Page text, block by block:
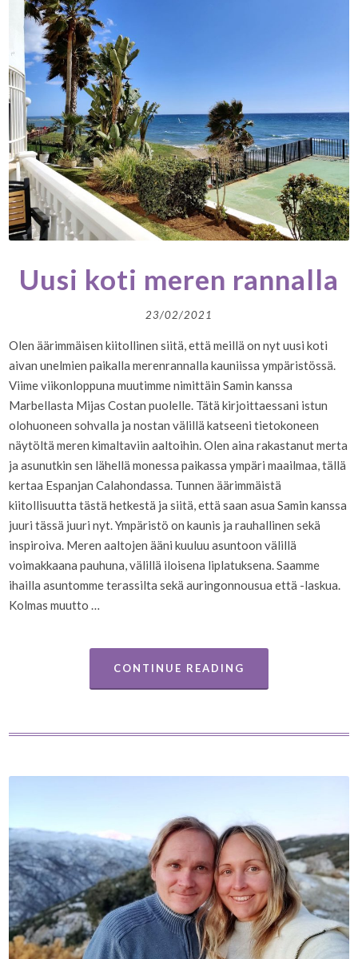
Uusi koti meren rannalla
23/02/2021
Olen äärimmäisen kiitollinen siitä, että meillä on nyt uusi koti
aivan unelmien paikalla merenrannalla kauniissa ympäristössä.
Viime viikonloppuna muutimme nimittäin Samin kanssa
Marbellasta Mijas Costan puolelle. Tätä kirjoittaessani istun
olohuoneen sohvalla ja nostan välillä katseeni tietokoneen
näytöltä meren kimaltaviin aaltoihin. Olen aina rakastanut merta
ja asunutkin sen lähellä monessa paikassa ympäri maailmaa, tällä
kertaa Espanjan Calahondassa. Tunnen äärimmäistä
kiitollisuutta tästä hetkestä ja siitä, että saan asua Samin kanssa
juuri tässä juuri nyt. Ympäristö on kaunis ja rauhallinen sekä
inspiroiva. Meren aaltojen ääni kuuluu asuntoon välillä
voimakkaana pauhuna, välillä iloisena liplatuksena. Saamme
ihailla asuntomme terassilta sekä auringonnousua että -laskua.
Kolmas muutto …
CONTINUE READING